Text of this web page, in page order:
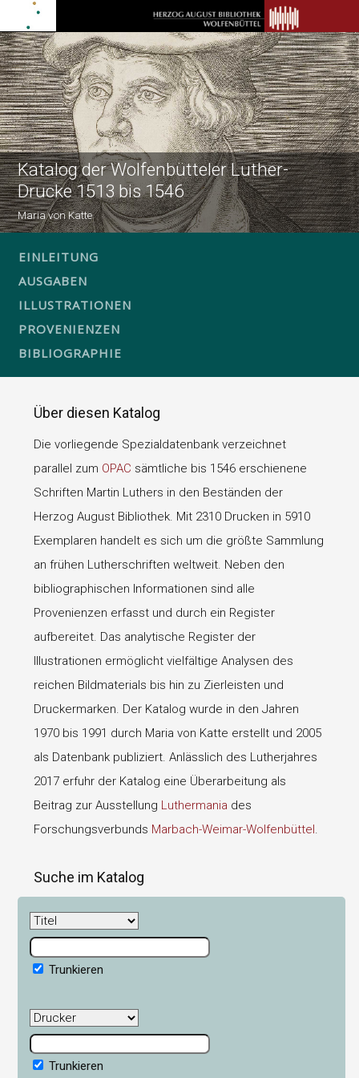
Katalog der Wolfenbütteler Luther-
Drucke 1513 bis 1546
Maria von Katte
EINLEITUNG
AUSGABEN
ILLUSTRATIONEN
PROVENIENZEN
BIBLIOGRAPHIE
Über diesen Katalog
Die vorliegende Spezialdatenbank verzeichnet
parallel zum OPAC sämtliche bis 1546 erschienene
Schriften Martin Luthers in den Beständen der
Herzog August Bibliothek. Mit 2310 Drucken in 5910
Exemplaren handelt es sich um die größte Sammlung
an frühen Lutherschriften weltweit. Neben den
bibliographischen Informationen sind alle
Provenienzen erfasst und durch ein Register
aufbereitet. Das analytische Register der
Illustrationen ermöglicht vielfältige Analysen des
reichen Bildmaterials bis hin zu Zierleisten und
Druckermarken. Der Katalog wurde in den Jahren
1970 bis 1991 durch Maria von Katte erstellt und 2005
als Datenbank publiziert. Anlässlich des Lutherjahres
2017 erfuhr der Katalog eine Überarbeitung als
Beitrag zur Ausstellung Luthermania des
Forschungsverbunds Marbach-Weimar-Wolfenbüttel.
Suche im Katalog
Trunkieren
Trunkieren